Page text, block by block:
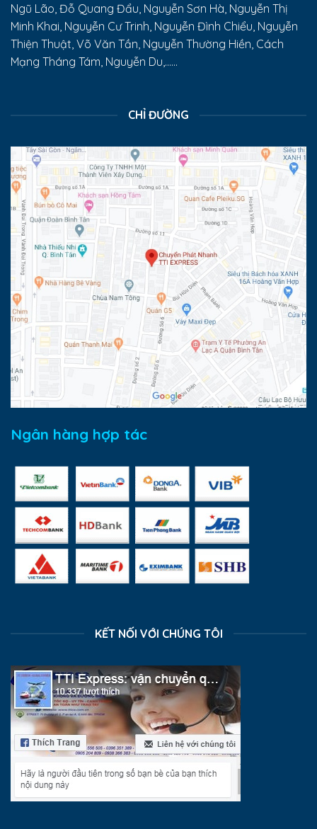
Ngũ Lão, Đỗ Quang Đẩu, Nguyễn Sơn Hà, Nguyễn Thị
Minh Khai, Nguyễn Cư Trinh, Nguyễn Đình Chiểu, Nguyễn
Thiện Thuật, Võ Văn Tần, Nguyễn Thường Hiền, Cách
Mạng Tháng Tám, Nguyễn Du,......
CHỈ ĐƯỜNG
Ngân hàng hợp tác
KẾT NỐI VỚI CHÚNG TÔI